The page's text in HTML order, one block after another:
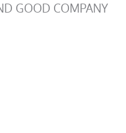
GOOD COMPANY